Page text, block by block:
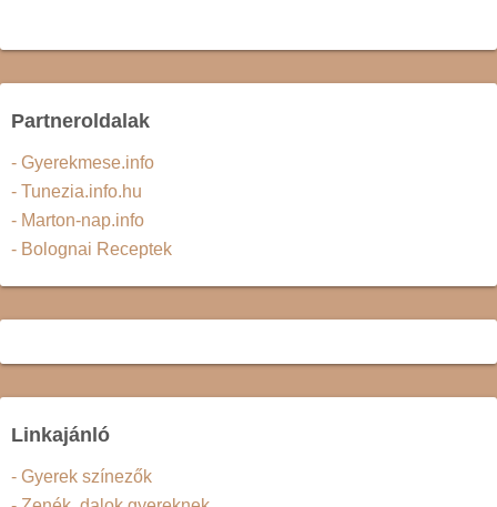
Partneroldalak
- Gyerekmese.info
- Tunezia.info.hu
- Marton-nap.info
- Bolognai Receptek
Linkajánló
- Gyerek színezők